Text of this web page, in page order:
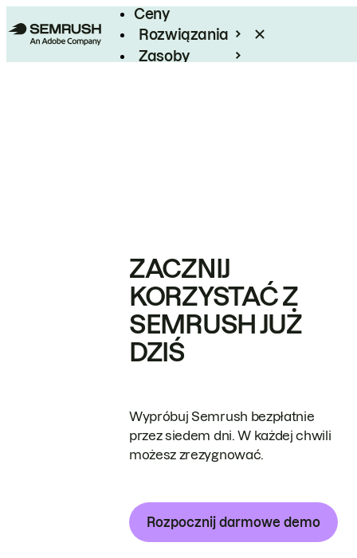
Ceny
Rozwiązania
Zasoby
ZACZNIJ
KORZYSTAĆ Z
SEMRUSH JUŻ
DZIŚ
Wypróbuj Semrush bezpłatnie
przez siedem dni. W każdej chwili
możesz zrezygnować.
Rozpocznij darmowe demo